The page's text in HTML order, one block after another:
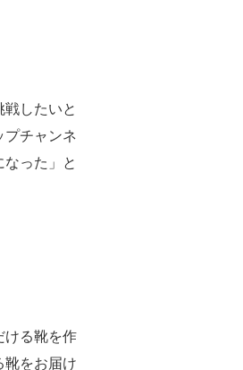
したいと
プチャンネ
った」と
ける靴を作
靴をお届け